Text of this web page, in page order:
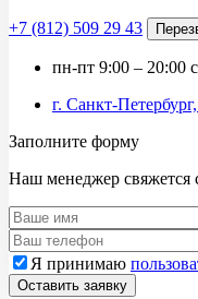
+7 (812) 509 29 43
пн-пт 9:00 – 20:00
г. Санкт-
Заполните форму
Наш менеджер свяжется
Я принимаю
Оставить заявку